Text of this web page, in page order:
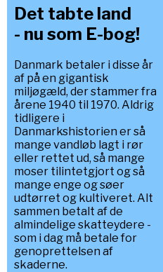
Det tabte land
- nu som E-bog!
Danmark betaler i disse år
af på en gigantisk
miljøgæld, der stammer fra
årene 1940 til 1970. Aldrig
tidligere i
Danmarkshistorien er så
mange vandløb lagt i rør
eller rettet ud, så mange
moser tilintetgjort og så
mange enge og søer
udtørret og kultiveret. Alt
sammen betalt af de
almindelige skatteydere -
som i dag må betale for
genoprettelsen af
skaderne.